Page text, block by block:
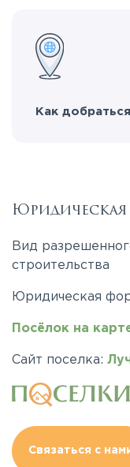
Как добраться
Вид
строительства
Юридическая
Посёлок на
Сайт поселка:
Связаться с нами